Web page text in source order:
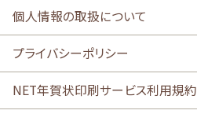
個人情報の取扱について
プライバシーポリシー
NET年賀状印刷サービス利用規約